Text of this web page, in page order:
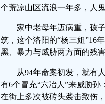
个荒凉山区流浪一年多，
家中老母年迈病重，孩
筑，这个洛阳的“杨三姐”16
黑、暴力与威胁两方面的
从94年命案初发，就有
有6个冒充“六冶人”来威胁
在街上多次被砖头袭击致伤